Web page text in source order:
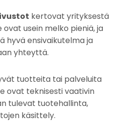
kertovat yrityksestä
ovat usein melko pieniä, ja
hyvä ensivaikutelma ja
yhteyttä.
tuotteita tai palveluita
ovat teknisesti vaativin
tulevat tuotehallinta,
käsittely.